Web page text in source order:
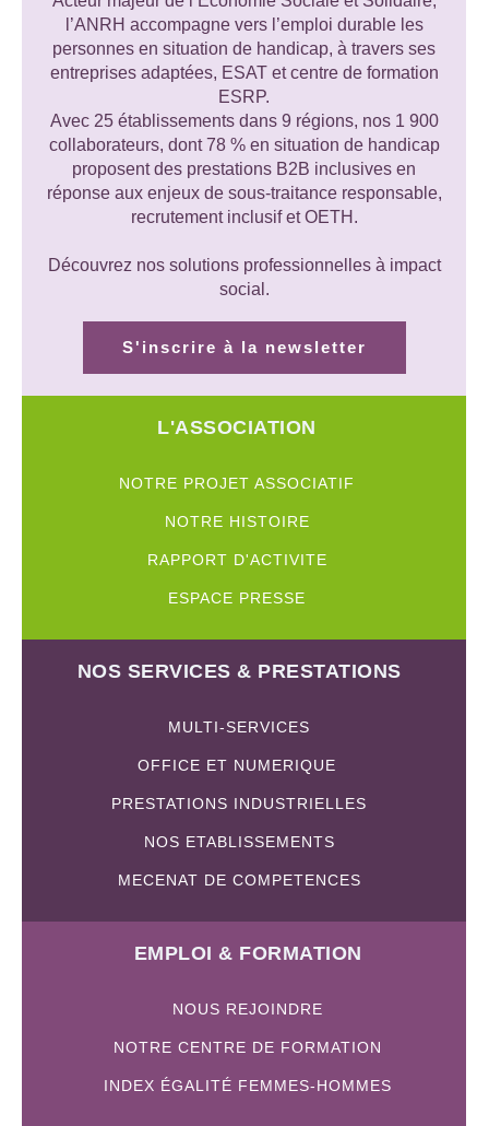
l’ANRH accompagne vers l’emploi durable les
personnes en situation de handicap, à travers ses
entreprises adaptées, ESAT et centre de formation
ESRP.
Avec 25 établissements dans 9 régions, nos 1 900
collaborateurs, dont 78 % en situation de handicap
proposent des prestations B2B inclusives en
réponse aux enjeux de sous-traitance responsable,
recrutement inclusif et OETH.
Découvrez nos solutions professionnelles à impact
social.
S'inscrire à la newsletter
L'ASSOCIATION
NOTRE PROJET ASSOCIATIF
NOTRE HISTOIRE
RAPPORT D'ACTIVITE
ESPACE PRESSE
NOS SERVICES & PRESTATIONS
MULTI-SERVICES
OFFICE ET NUMERIQUE
PRESTATIONS INDUSTRIELLES
NOS ETABLISSEMENTS
MECENAT DE COMPETENCES
EMPLOI & FORMATION
NOUS REJOINDRE
NOTRE CENTRE DE FORMATION
INDEX ÉGALITÉ FEMMES-HOMMES